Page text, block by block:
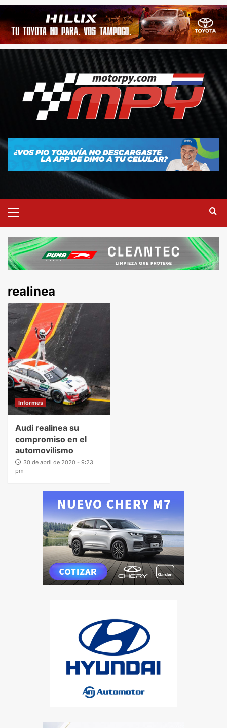
realinea
Informes
Audi realinea su
compromiso en el
automovilismo
30 de abril de 2020 - 9:23
pm